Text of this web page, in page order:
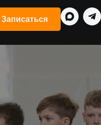
Записаться